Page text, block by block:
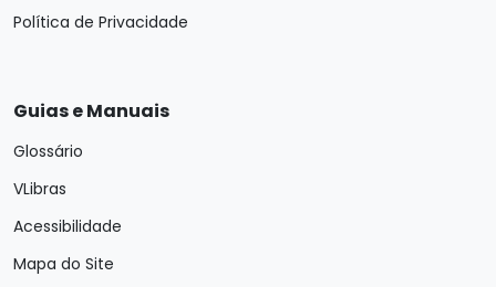
Política de Privacidade
Guias e Manuais
Glossário
VLibras
Acessibilidade
Mapa do Site